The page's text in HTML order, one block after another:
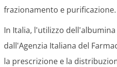
frazionamento e purificazione.
In Italia, l'utilizzo
dall'Agenzia Italiana del
la prescrizione e la